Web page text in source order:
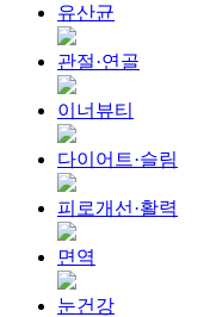
유산균
관절·연골
이너뷰티
다이어트·슬림
피로개선·활력
면역
눈건강